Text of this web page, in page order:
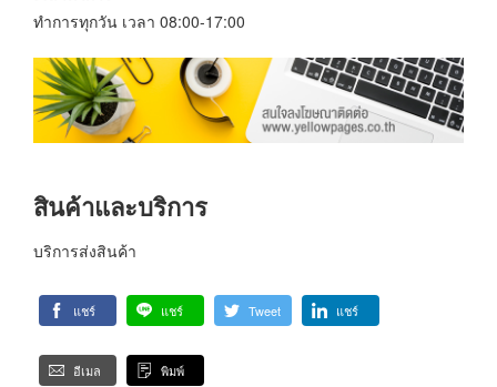
ทำการทุกวัน เวลา 08:00-17:00
สินค้าและบริการ
บริการส่งสินค้า
แชร์ แชร์ Tweet แชร์
อีเมล พิมพ์